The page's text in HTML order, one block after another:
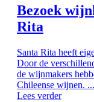
Bezoek
Rita
Santa Rita heeft
Door de
de wijnmakers
Chileense wijnen. ...
Lees verder